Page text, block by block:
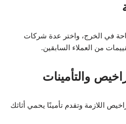
في الخرج، واختر عدة شركات
من العملاء السابقين.
اللازمة وتقدم تأمينًا يحمي أثاثك